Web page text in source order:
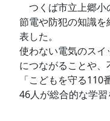
つくば市立上郷小
節電や防犯の知識
表した。
使わない電気のス
につながることや
「こどもを守る
46人が総合的な学習